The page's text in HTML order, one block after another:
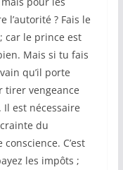
l’autorité ? Fais le
car le prince est
Mais si tu fais
qu’il porte
tirer vengeance
est nécessaire
du
C’est
les impôts ;